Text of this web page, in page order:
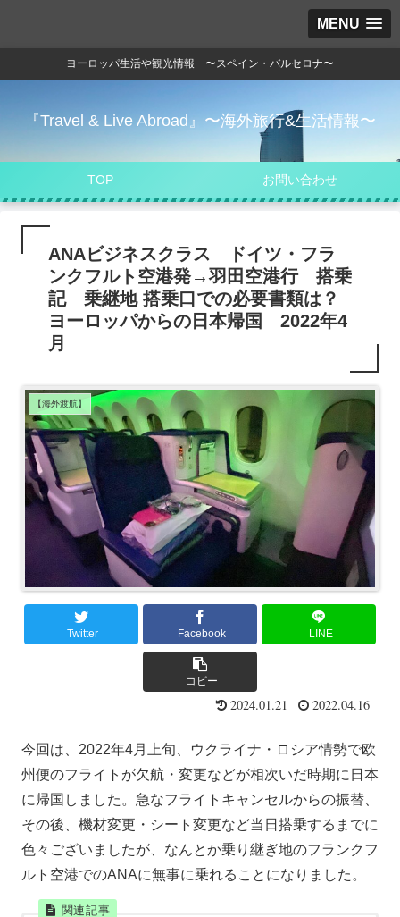
MENU
ヨーロッパ生活や観光情報 〜スペイン・バルセロナ〜
『Travel & Live Abroad』〜海外旅行&生活情報〜
TOP お問い合わせ
ANAビジネスクラス ドイツ・フラ
ンクフルト空港発→羽田空港行 搭乗
記 乗継地 搭乗口での必要書類は？
ヨーロッパからの日本帰国 2022年4
月
【海外渡航】
Twitter Facebook LINE
コピー
2024.01.21 2022.04.16
今回は、2022年4月上旬、ウクライナ・ロシア情勢で欧
州便のフライトが欠航・変更などが相次いだ時期に日本
に帰国しました。急なフライトキャンセルからの振替、
その後、機材変更・シート変更など当日搭乗するまでに
色々ございましたが、なんとか乗り継ぎ地のフランクフ
ルト空港でのANAに無事に乗れることになりました。